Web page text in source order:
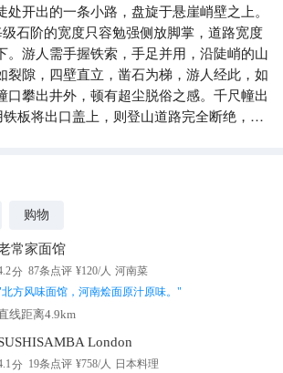
开出的一条小路，盘旋于悬崖峭壁之上。
石阶的宽度只容勉强侧放脚掌，道路宽度
。游人需手握铁索，手足并用，沿陡峭的山
裂隙，四壁直立，凿石为梯，游人经此，如
口攀出井外，顿有超尘脱俗之感。千尺幢出
铁板将出口盖上，则登山道路完全断绝，无
购物
常家面馆
分 87条点评 ¥120/人 河南菜
北方风味面馆，河南烩面原汁原味。 "
线距离4.9km
London
分 19条点评 ¥758/人 日本料理